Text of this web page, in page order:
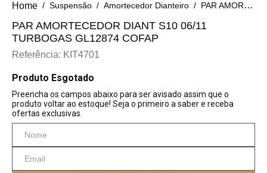
Suspensão Amortecedor Dianteiro PAR AMORTECEDOR DIANT S10 06/11 TURBOGAS GL12874 COFAP
PAR AMORTECEDOR DIANT S10 06/11
TURBOGAS GL12874 COFAP
Referência: KIT4701